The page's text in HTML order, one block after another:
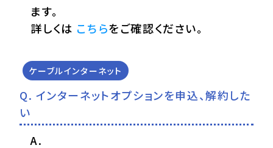
ます。
詳しくは こちらをご確認ください。
ケーブルインターネット
インターネットオプションを申込、解約した
い